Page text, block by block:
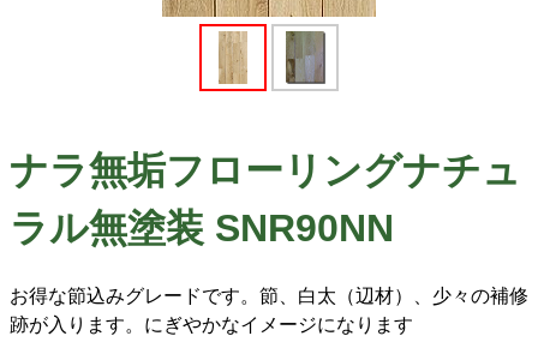
ナラ無垢フローリングナチュ
ラル無塗装 SNR90NN
お得な節込みグレードです。節、白太（辺材）、少々の補修
跡が入ります。にぎやかなイメージになります